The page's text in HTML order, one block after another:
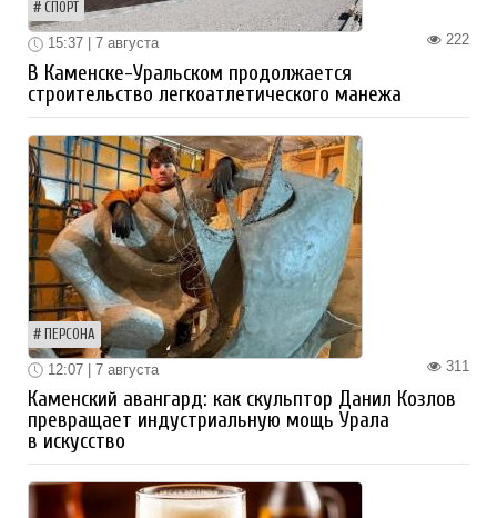
СПОРТ
222
15:37 | 7 августа
В Каменске-Уральском продолжается
строительство легкоатлетического манежа
ПЕРСОНА
311
12:07 | 7 августа
Каменский авангард: как скульптор Данил Козлов
превращает индустриальную мощь Урала
в искусство